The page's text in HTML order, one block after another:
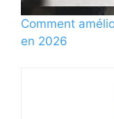
Comment
en 2026